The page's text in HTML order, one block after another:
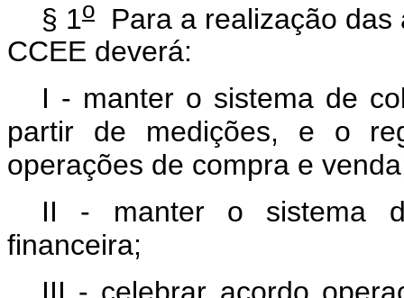
§ 1o Para a realização
CCEE deverá:
I - manter o sistema de
partir de medições, e o
operações de compra e
II - manter o sistema
financeira;